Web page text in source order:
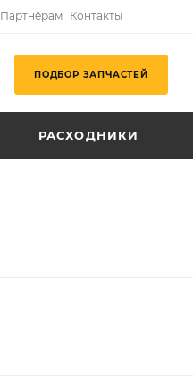
Партнёрам Контакты
ПОДБОР ЗАПЧАСТЕЙ
РАСХОДНИКИ